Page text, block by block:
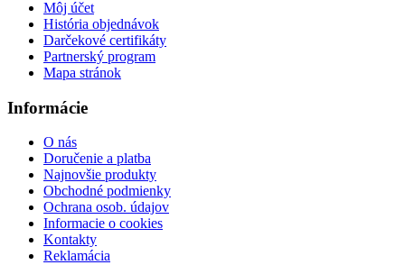
Môj účet
História objednávok
Darčekové certifikáty
Partnerský program
Mapa stránok
Informácie
O nás
Doručenie a platba
Najnovšie produkty
Obchodné podmienky
Ochrana osob. údajov
Informacie o cookies
Kontakty
Reklamácia